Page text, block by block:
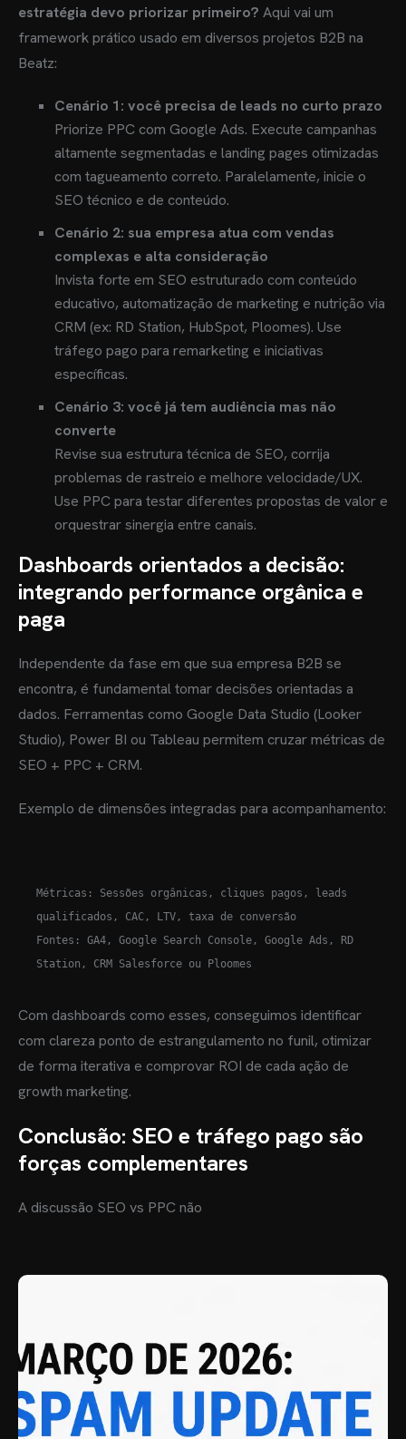
estratégia devo priorizar primeiro? Aqui vai um
framework prático usado em diversos projetos B2B na
Beatz:
Cenário 1: você precisa de leads no curto prazo
Priorize PPC com Google Ads. Execute campanhas
altamente segmentadas e landing pages otimizadas
com tagueamento correto. Paralelamente, inicie o
SEO técnico e de conteúdo.
Cenário 2: sua empresa atua com vendas
complexas e alta consideração
Invista forte em SEO estruturado com conteúdo
educativo, automatização de marketing e nutrição via
CRM (ex: RD Station, HubSpot, Ploomes). Use
tráfego pago para remarketing e iniciativas
específicas.
Cenário 3: você já tem audiência mas não
converte
Revise sua estrutura técnica de SEO, corrija
problemas de rastreio e melhore velocidade/UX.
Use PPC para testar diferentes propostas de valor e
orquestrar sinergia entre canais.
Dashboards orientados a decisão:
integrando performance orgânica e
paga
Independente da fase em que sua empresa B2B se
encontra, é fundamental tomar decisões orientadas a
dados. Ferramentas como Google Data Studio (Looker
Studio), Power BI ou Tableau permitem cruzar métricas de
SEO + PPC + CRM.
Exemplo de dimensões integradas para acompanhamento:
Métricas: Sessões orgânicas, cliques pagos, leads
qualificados, CAC, LTV, taxa de conversão
Fontes: GA4, Google Search Console, Google Ads, RD
Com dashboards como esses, conseguimos identificar
com clareza ponto de estrangulamento no funil, otimizar
de forma iterativa e comprovar ROI de cada ação de
growth marketing.
Conclusão: SEO e tráfego pago são
forças complementares
A discussão SEO vs PPC não